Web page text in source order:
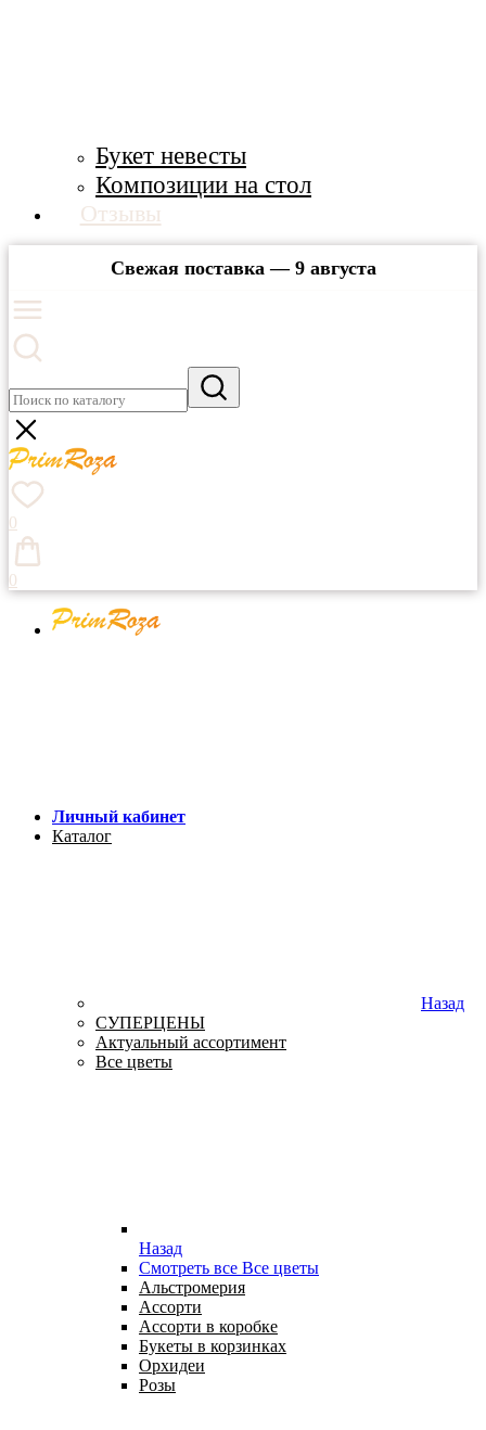
Букет невесты
Композиции на стол
Отзывы
Свежая поставка — 9 августа
0
0
Личный кабинет
Каталог
Назад
СУПЕРЦЕНЫ
Актуальный ассортимент
Все цветы
Назад
Смотреть все Все цветы
Альстромерия
Ассорти
Ассорти в коробке
Букеты в корзинках
Орхидеи
Розы